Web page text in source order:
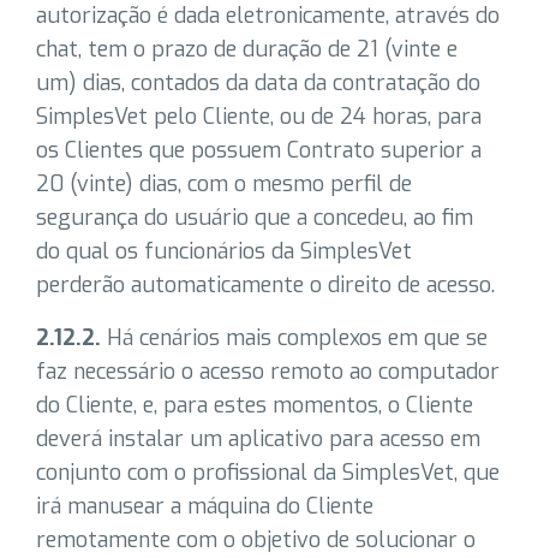
autorização é dada eletronicamente, através do
chat, tem o prazo de duração de 21 (vinte e
um) dias, contados da data da contratação do
SimplesVet pelo Cliente, ou de 24 horas, para
os Clientes que possuem Contrato superior a
20 (vinte) dias, com o mesmo perfil de
segurança do usuário que a concedeu, ao fim
do qual os funcionários da SimplesVet
perderão automaticamente o direito de acesso.
2.12.2. Há cenários mais complexos em que se
faz necessário o acesso remoto ao computador
do Cliente, e, para estes momentos, o Cliente
deverá instalar um aplicativo para acesso em
conjunto com o profissional da SimplesVet, que
irá manusear a máquina do Cliente
remotamente com o objetivo de solucionar o